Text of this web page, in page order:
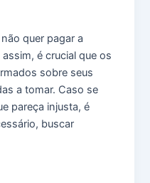
quer pagar a
é crucial que os
sobre seus
a tomar. Caso se
pareça injusta, é
buscar